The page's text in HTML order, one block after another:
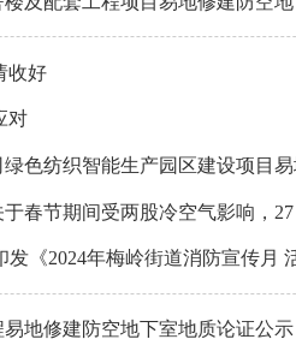
收好
对
色纺织智能生产园区建设项目
春节期间受两股冷空气影响，
《2024年梅岭街道消防宣传月
地修建防空地下室地质论证公示